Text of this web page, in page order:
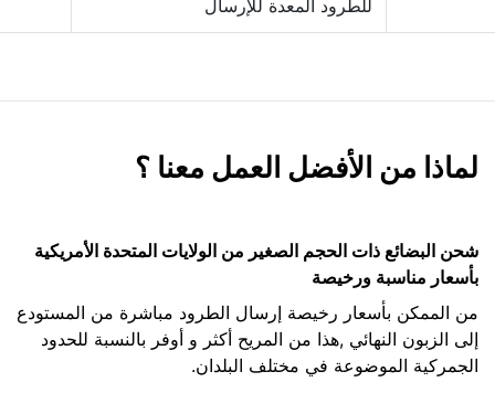
للطرود المعدة للإرسال
لماذا من الأفضل العمل معنا ؟
شحن البضائع ذات الحجم الصغير من الولايات المتحدة الأمريكية
بأسعار مناسبة ورخيصة
من الممكن بأسعار رخيصة إرسال الطرود مباشرة من المستودع
إلى الزبون النهائي ,هذا من المريح أكثر و أوفر بالنسبة للحدود
الجمركية الموضوعة في مختلف البلدان.